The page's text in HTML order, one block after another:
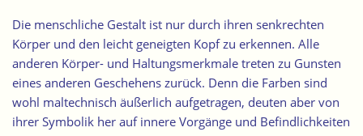
Die menschliche Gestalt ist nur durch ihren senkrechten
Körper und den leicht geneigten Kopf zu erkennen. Alle
anderen Körper- und Haltungsmerkmale treten zu Gunsten
eines anderen Geschehens zurück. Denn die Farben sind
wohl maltechnisch äußerlich aufgetragen, deuten aber von
ihrer Symbolik her auf innere Vorgänge und Befindlichkeiten